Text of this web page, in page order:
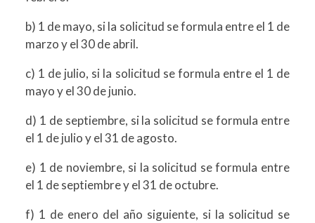
b) 1 de mayo, si la solicitud se formula entre el 1 de
marzo y el 30 de abril.
c) 1 de julio, si la solicitud se formula entre el 1 de
mayo y el 30 de junio.
d) 1 de septiembre, si la solicitud se formula entre
el 1 de julio y el 31 de agosto.
e) 1 de noviembre, si la solicitud se formula entre
el 1 de septiembre y el 31 de octubre.
f) 1 de enero del año siguiente, si la solicitud se